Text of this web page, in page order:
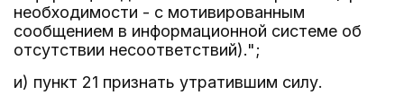
необходимости - с мотивированным
сообщением в информационной системе об
отсутствии несоответствий).";
и) пункт 21 признать утратившим силу.